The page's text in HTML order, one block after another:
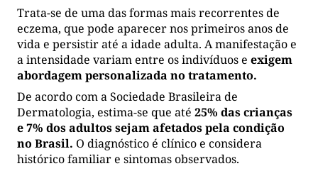
Trata-se de uma das formas mais recorrentes de
eczema, que pode aparecer nos primeiros anos de
vida e persistir até a idade adulta. A manifestação e
a intensidade variam entre os indivíduos e exigem
abordagem personalizada no tratamento.
De acordo com a Sociedade Brasileira de
Dermatologia, estima-se que até 25% das crianças
e 7% dos adultos sejam afetados pela condição
no Brasil. O diagnóstico é clínico e considera
histórico familiar e sintomas observados.